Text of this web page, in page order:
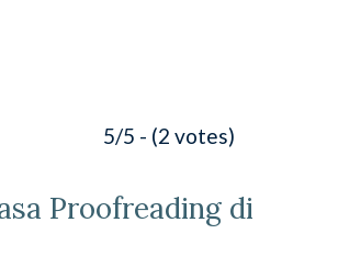
5/5 - (2 votes)
Proofreading di